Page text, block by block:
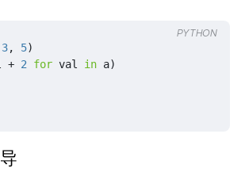
3, 5)
+ 2 for val in a)
PYTHON